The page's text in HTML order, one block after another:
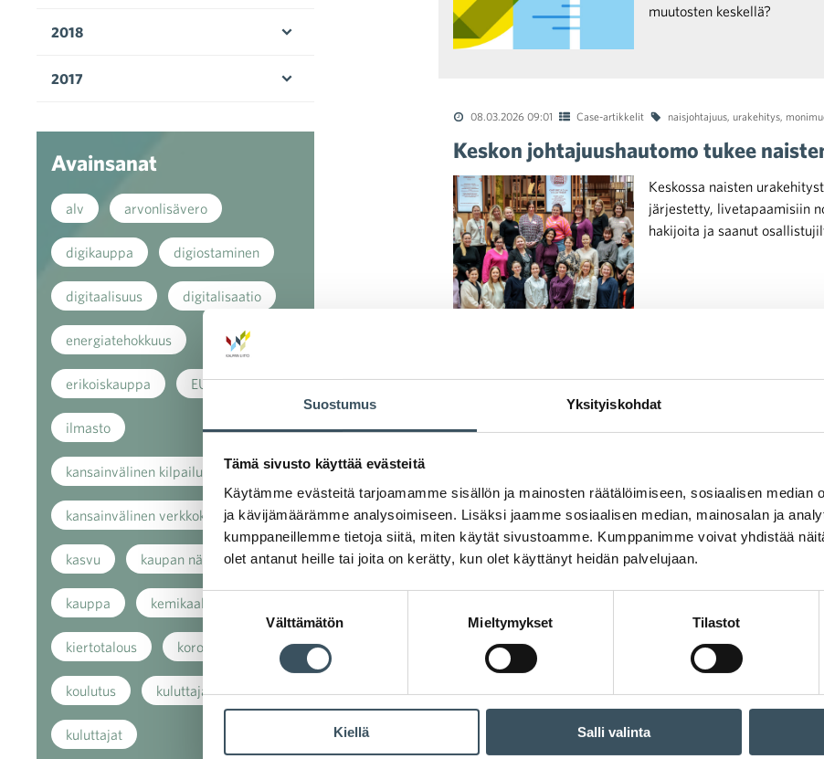
Suostumus Yksityiskohdat
Tämä sivusto käyttää evästeitä
Käytämme evästeitä tarjoamamme sisällön ja mainosten räätälöimiseen, sosiaalisen median
ja kävijämäärämme analysoimiseen. Lisäksi jaamme sosiaalisen median, mainosalan ja
kumppaneillemme tietoja siitä, miten käytät sivustoamme. Kumppanimme voivat yhdistää
olet antanut heille tai joita on kerätty, kun olet käyttänyt heidän palvelujaan.
Suostumuksen
valinta
Välttämätön Mieltymykset Tilastot
Kiellä Salli valinta
muutosten keskellä?
08.03.2026 09:01 Case-artikkelit naisjohtajuus, urakehitys,
Keskon johtajuushautomo tukee
Keskossa naisten
järjestetty, livetapaamisiin
hakijoita ja saanut
JYSK tarjoaa nuorille monipuolisia
JYSKillä on pitkä kokemus
tukemisesta. Yritys näkee
ja monelle nuorelle JYSK
19‑vuotias Leevi
03.02.2026 10:08 luontokato
2018
2017
Avainsanat
alv arvonlisävero
digikauppa digiostaminen
digitaalisuus digitalisaatio
energiatehokkuus
erikoiskauppa EU
ilmasto
kansainvälinen kilpailu
kansainvälinen verkkokauppa
kasvu kaupan näkymät
kauppa kemikaalit
kiertotalous koronavirus
koulutus kuluttaja
kuluttajat